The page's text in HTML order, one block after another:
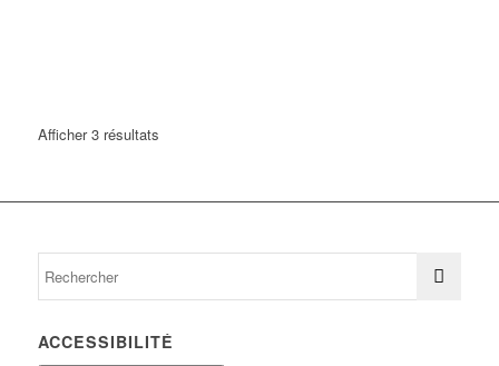
Afficher 3 résultats
ACCESSIBILITÉ